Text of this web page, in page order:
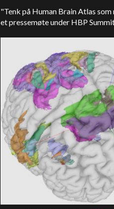
"Tenk på Human Brain Atlas
et pressemøte under HBP